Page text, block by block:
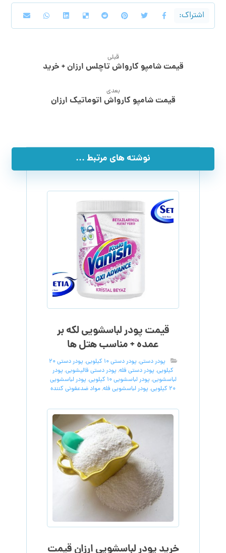
قبلی
قیمت شامپو کارواش تاچلس ارزان + خرید
بعدی
قیمت شامپو کارواش اتوماتیک ارزان
نوشته های مرتبط ...
قیمت پودر لباسشویی لکه بر
عمده + مناسب هتل ها
پودر دستی, پودر دستی 10 کیلویی ,
پودر دستی 20
کیلویی, پودر دستی فله, پودر دستی قالیشویی, پودر
لباسشویی, پودر لباسشویی 10 کیلویی , پودر لباسشویی
20 کیلویی
, پودر لباسشویی فله,مواد ضدعفونی کننده
خرید پودر لباسشویی ارزان قیمت